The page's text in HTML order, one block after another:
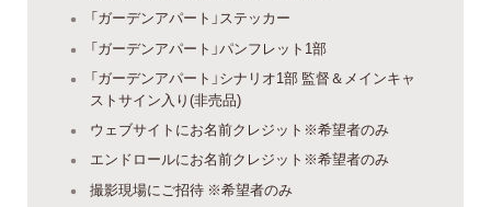
「ガーデンアパート」ステッカー
「ガーデンアパート」パンフレット1部
「ガーデンアパート」シナリオ1部 監督＆メインキャ
ストサイン入り(非売品)
ウェブサイトにお名前クレジット※希望者のみ
エンドロールにお名前クレジット※希望者のみ
撮影現場にご招待 ※希望者のみ